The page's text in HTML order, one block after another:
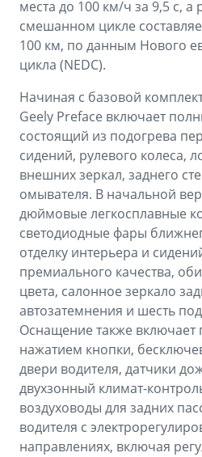
места до 100 км/ч за 9,5 с, а
смешанном цикле
100 км, по данным Нового
цикла (NEDC).
Начиная с базовой
Geely Preface включает
состоящий из подогрева
сидений, рулевого колеса,
внешних зеркал, заднего
омывателя. В начальной
дюймовые легкосплавные
светодиодные фары
отделку интерьера и
премиального качества,
цвета, салонное зеркало
автозатемнения и шесть
Оснащение также включает
нажатием кнопки,
двери водителя, датчики
двухзонный климат-
воздуховоды для задних
водителя с
направлениях, включая